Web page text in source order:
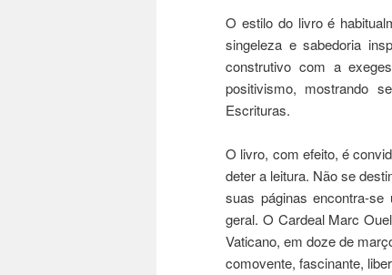
O estilo do livro é
singeleza e sabedoria
construtivo com a
positivismo, mostrando
Escrituras.
O livro, com efeito, é
deter a leitura. Não se
suas páginas encontra-
geral. O Cardeal Marc
Vaticano, em doze de
comovente, fascinante,